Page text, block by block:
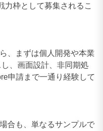
力枠として募集されるこ
、まずは個人開発や本業
、画面設計、非同期処
申請まで一通り経験して
合も、単なるサンプルで